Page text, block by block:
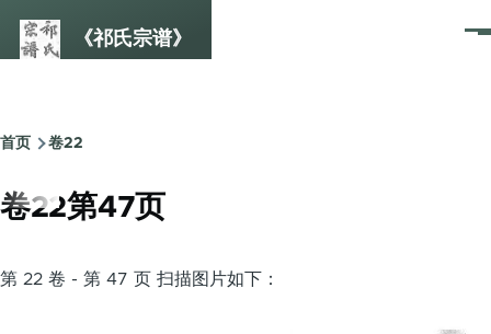
《祁氏宗谱》
菜
面
包
屑
首页 卷22
卷22第47页
第 22 卷 - 第 47 页 扫描图片如下：